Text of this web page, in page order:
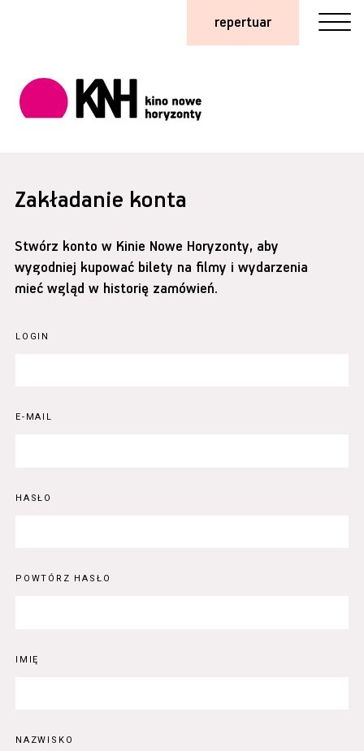
repertuar
Zakładanie konta
Stwórz konto w Kinie Nowe Horyzonty, aby
wygodniej kupować bilety na filmy i wydarzenia
mieć wgląd w historię zamówień.
LOGIN
E-MAIL
HASŁO
POWTÓRZ HASŁO
IMIĘ
NAZWISKO